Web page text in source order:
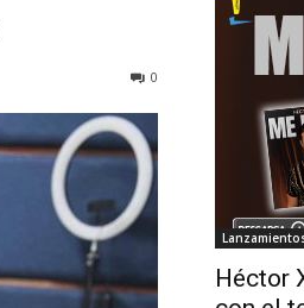
0
Héctor